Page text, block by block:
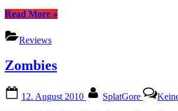
Read More“Zombie
»
Reviews
Zombies
on
12. August 2010 SplatGore